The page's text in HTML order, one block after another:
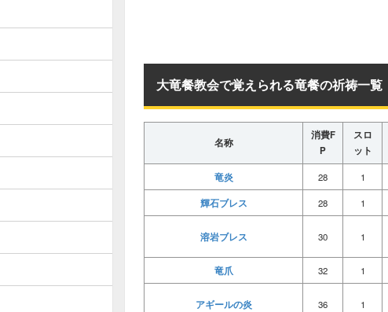
大竜餐教会で覚えられる竜餐の祈祷一覧
名称
消費F
P
スロ
ット
竜炎 28 1
輝石ブレス 28 1
溶岩ブレス 30 1
竜爪 32 1
アギールの炎 36 1